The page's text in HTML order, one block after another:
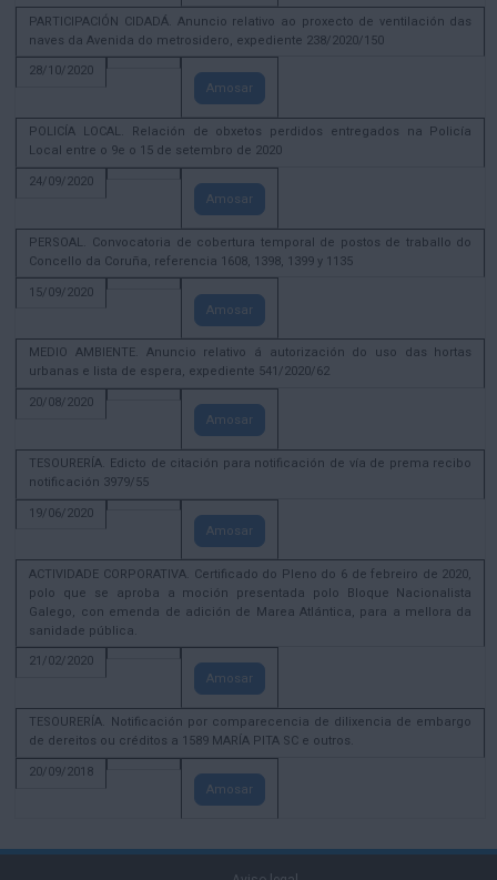
PARTICIPACIÓN CIDADÁ. Anuncio relativo ao proxecto de ventilación das
naves da Avenida do metrosidero, expediente 238/2020/150
28/10/2020
Amosar
POLICÍA LOCAL. Relación de obxetos perdidos entregados na Policía
Local entre o 9e o 15 de setembro de 2020
24/09/2020
Amosar
PERSOAL. Convocatoria de cobertura temporal de postos de traballo do
Concello da Coruña, referencia 1608, 1398, 1399 y 1135
15/09/2020
Amosar
MEDIO AMBIENTE. Anuncio relativo á autorización do uso das hortas
urbanas e lista de espera, expediente 541/2020/62
20/08/2020
Amosar
TESOURERÍA. Edicto de citación para notificación de vía de prema recibo
notificación 3979/55
19/06/2020
Amosar
ACTIVIDADE CORPORATIVA. Certificado do Pleno do 6 de febreiro de 2020,
polo que se aproba a moción presentada polo Bloque Nacionalista
Galego, con emenda de adición de Marea Atlántica, para a mellora da
sanidade pública.
21/02/2020
Amosar
TESOURERÍA. Notificación por comparecencia de dilixencia de embargo
de dereitos ou créditos a 1589 MARÍA PITA SC e outros.
20/09/2018
Amosar